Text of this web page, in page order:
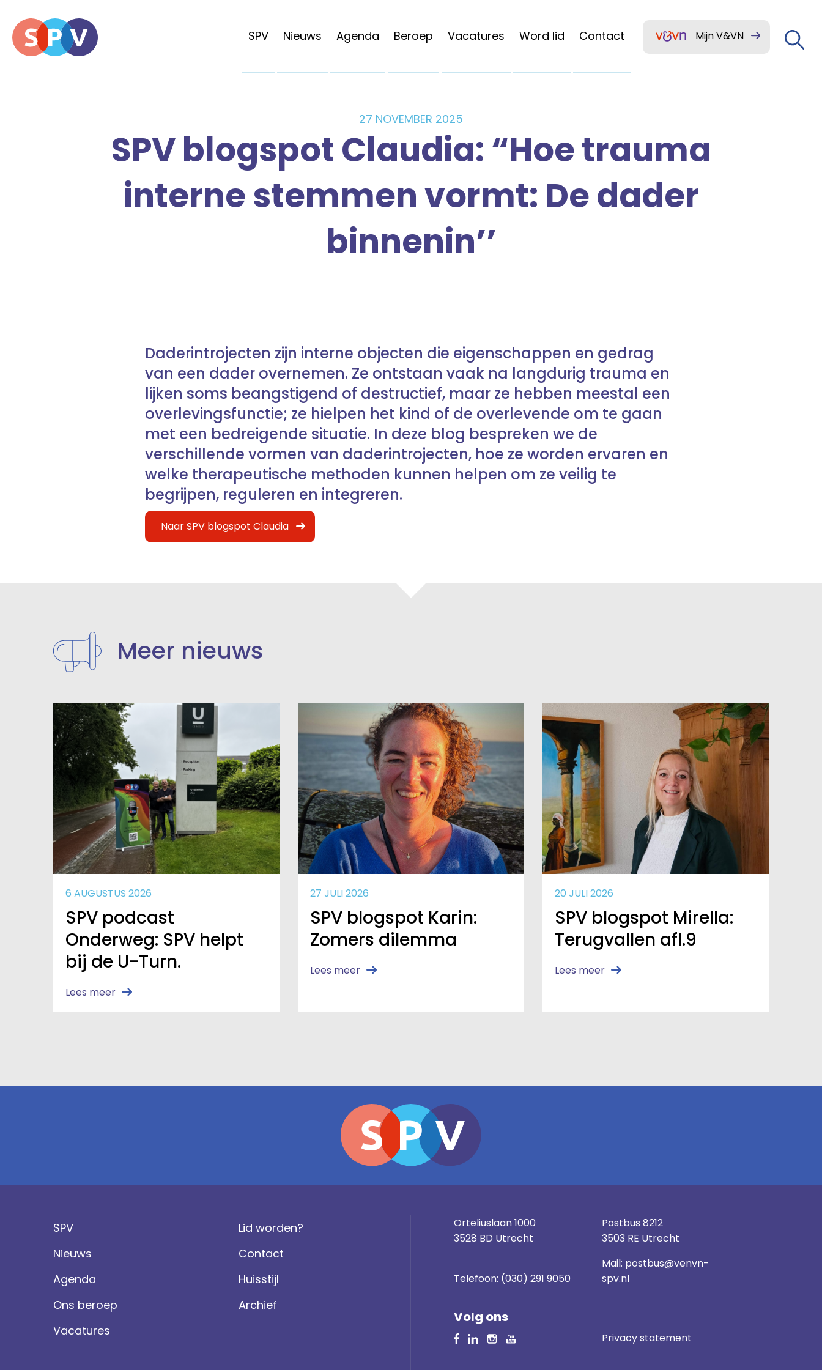
SPV Nieuws Agenda Beroep Vacatures Word lid Contact Mijn V&VN
27 NOVEMBER 2025
SPV blogspot Claudia: “Hoe trauma
interne stemmen vormt: De dader
binnenin’’
Daderintrojecten zijn interne objecten die eigenschappen en gedrag
van een dader overnemen. Ze ontstaan vaak na langdurig trauma en
lijken soms beangstigend of destructief, maar ze hebben meestal een
overlevingsfunctie; ze hielpen het kind of de overlevende om te gaan
met een bedreigende situatie. In deze blog bespreken we de
verschillende vormen van daderintrojecten, hoe ze worden ervaren en
welke therapeutische methoden kunnen helpen om ze veilig te
begrijpen, reguleren en integreren.
Naar SPV blogspot Claudia
Meer nieuws
6 AUGUSTUS 2026
SPV podcast
Onderweg: SPV helpt
bij de U-Turn.
Lees meer
27 JULI 2026
SPV blogspot Karin:
Zomers dilemma
Lees meer
20 JULI 2026
SPV blogspot Mirella:
Terugvallen afl.9
Lees meer
SPV
Nieuws
Agenda
Ons beroep
Vacatures
Lid worden?
Contact
Huisstijl
Archief
Orteliuslaan 1000
3528 BD Utrecht
Postbus 8212
3503 RE Utrecht
Telefoon: (030) 291 9050
Mail: postbus@venvn-
spv.nl
Volg ons
Privacy statement